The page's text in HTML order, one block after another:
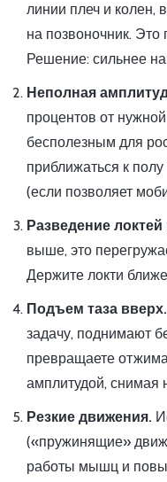
линии плеч и колен,
на позвоночник. Это
Решение: сильнее
Неполная
процентов от
бесполезным для
приближаться к
(если позволяет
Разведение
выше, это
Держите локти
Подъем таза вверх.
задачу, поднимают
превращаете
амплитудой, снимая
Резкие движения.
(«пружинящие»
работы мышц и